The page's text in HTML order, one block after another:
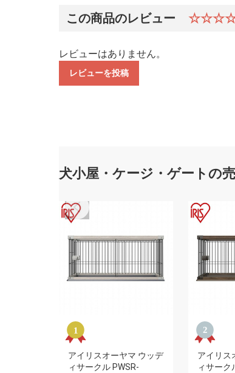
この商品のレビュー
レビューはありません。
レビューを投稿
犬小屋・ケージ・ゲートの
アイリスオーヤマ ウッデ
ィサークル PWSR-
アイリス
ィサーク